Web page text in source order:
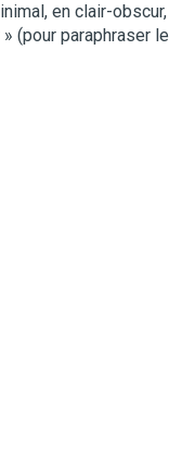
en clair-obscur,
(pour paraphraser le